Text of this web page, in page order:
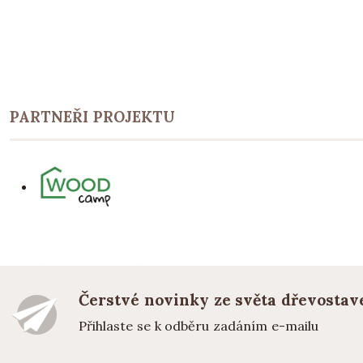
PARTNEŘI PROJEKTU
Čerstvé novinky ze světa
Přihlaste se k odběru zadáním e-mailu